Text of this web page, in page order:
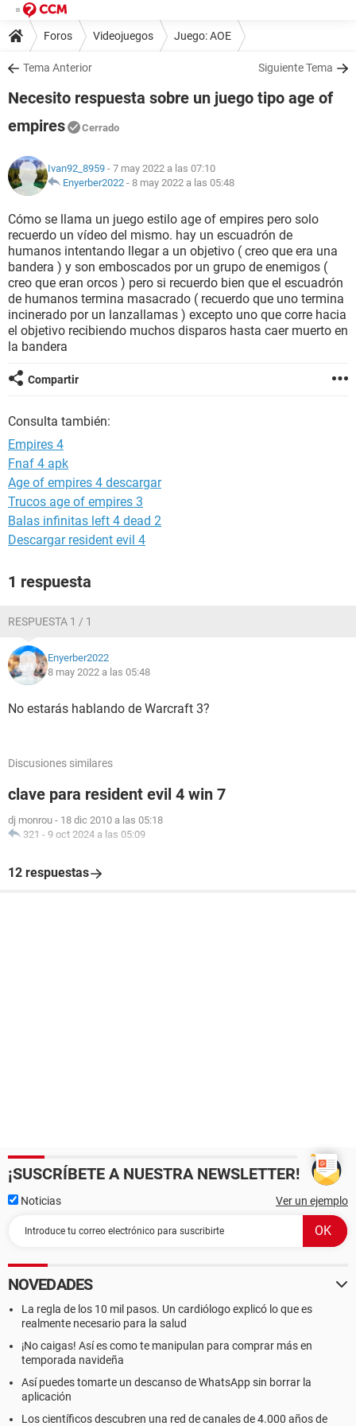
Foros Videojuegos Juego: AOE
Tema Anterior Siguiente Tema
Necesito respuesta sobre un juego tipo age of
empires
Cerrado
Ivan92_8959 - 7 may 2022 a las 07:10
Enyerber2022 - 8 may 2022 a las 05:48
Cómo se llama un juego estilo age of empires pero solo
recuerdo un vídeo del mismo. hay un escuadrón de
humanos intentando llegar a un objetivo ( creo que era una
bandera ) y son emboscados por un grupo de enemigos (
creo que eran orcos ) pero si recuerdo bien que el escuadrón
de humanos termina masacrado ( recuerdo que uno termina
incinerado por un lanzallamas ) excepto uno que corre hacia
el objetivo recibiendo muchos disparos hasta caer muerto en
la bandera
Compartir
Consulta también:
Empires 4
Fnaf 4 apk
Age of empires 4 descargar
Trucos age of empires 3
Balas infinitas left 4 dead 2
Descargar resident evil 4
1 respuesta
RESPUESTA 1 / 1
Enyerber2022
8 may 2022 a las 05:48
No estarás hablando de Warcraft 3?
Discusiones similares
clave para resident evil 4 win 7
dj monrou - 18 dic 2010 a las 05:18
321 - 9 oct 2024 a las 05:09
12 respuestas
¡SUSCRÍBETE A NUESTRA NEWSLETTER!
Noticias Ver un ejemplo
NOVEDADES
La regla de los 10 mil pasos. Un cardiólogo explicó lo que es
realmente necesario para la salud
¡No caigas! Así es como te manipulan para comprar más en
temporada navideña
Así puedes tomarte un descanso de WhatsApp sin borrar la
aplicación
Los científicos descubren una red de canales de 4.000 años de